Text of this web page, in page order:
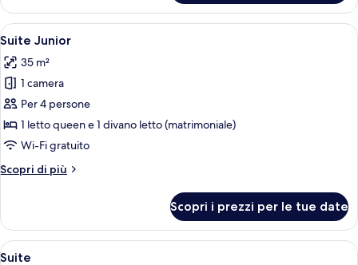
letti
singoli
Classic
con
letto
o
2
singoli
Apri
tutte
le
foto
per
Suite
Junior
Una camera da letto moderna con
6
Suite Junior
35 m²
1 camera
Per 4 persone
1 letto queen e 1 divano letto (matrimoniale)
Wi-Fi gratuito
Scopri di più
Altri
Junior
Scopri i prezzi per le tue date
Apri
Una camera d'albergo moderna
5
Suite